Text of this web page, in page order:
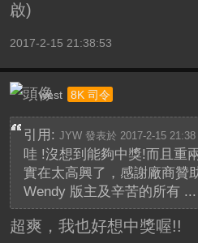
啟)
2017-2-15 21:38:53
west 8K 司令
引用: JYW 發表於 2017-2-15 21:38
哇 !沒想到能夠中獎!而且重
實在太高興了，感謝廠商贊
Wendy 版主及辛苦的所有 ...
超爽，我也好想中獎喔!!